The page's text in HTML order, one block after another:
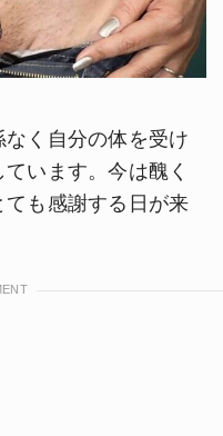
く自分の体を受け
います。今は醜く
も感謝する日が来